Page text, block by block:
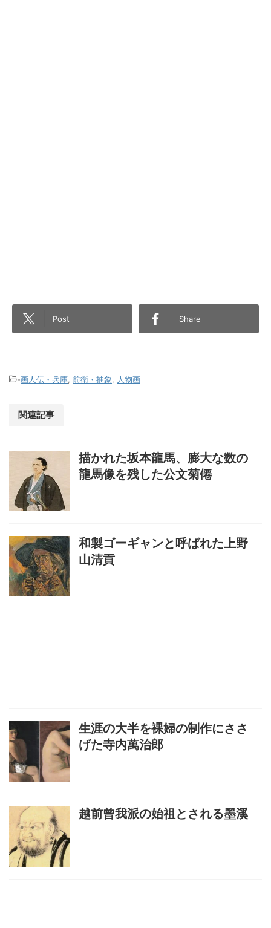
Post Share
-画人伝・兵庫 前衛・抽象 人物画
関連記事
描かれた坂本龍馬、膨大な数の
龍馬像を残した公文菊僊
和製ゴーギャンと呼ばれた上野
山清貢
生涯の大半を裸婦の制作にささ
げた寺内萬治郎
越前曾我派の始祖とされる墨溪